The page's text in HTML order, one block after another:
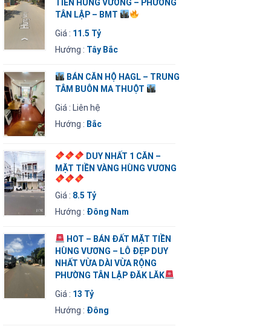
TIỀN HÙNG VƯƠNG – PHƯỜNG
TÂN LẬP – BMT
Giá : 11.5 Tỷ
Hướng : Tây Bắc
BÁN CĂN HỘ HAGL – TRUNG
TÂM BUÔN MA THUỘT
Giá : Liên hệ
Hướng : Bắc
DUY NHẤT 1 CĂN –
MẶT TIỀN VÀNG HÙNG VƯƠNG
Giá : 8.5 Tỷ
Hướng : Đông Nam
HOT – BÁN ĐẤT MẶT TIỀN
HÙNG VƯƠNG – LÔ ĐẸP DUY
NHẤT VỪA DÀI VỪA RỘNG
PHƯỜNG TÂN LẬP ĐĂK LĂK
Giá : 13 Tỷ
Hướng : Đông